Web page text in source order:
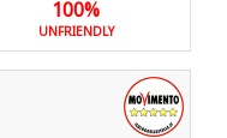
100%
UNFRIENDLY